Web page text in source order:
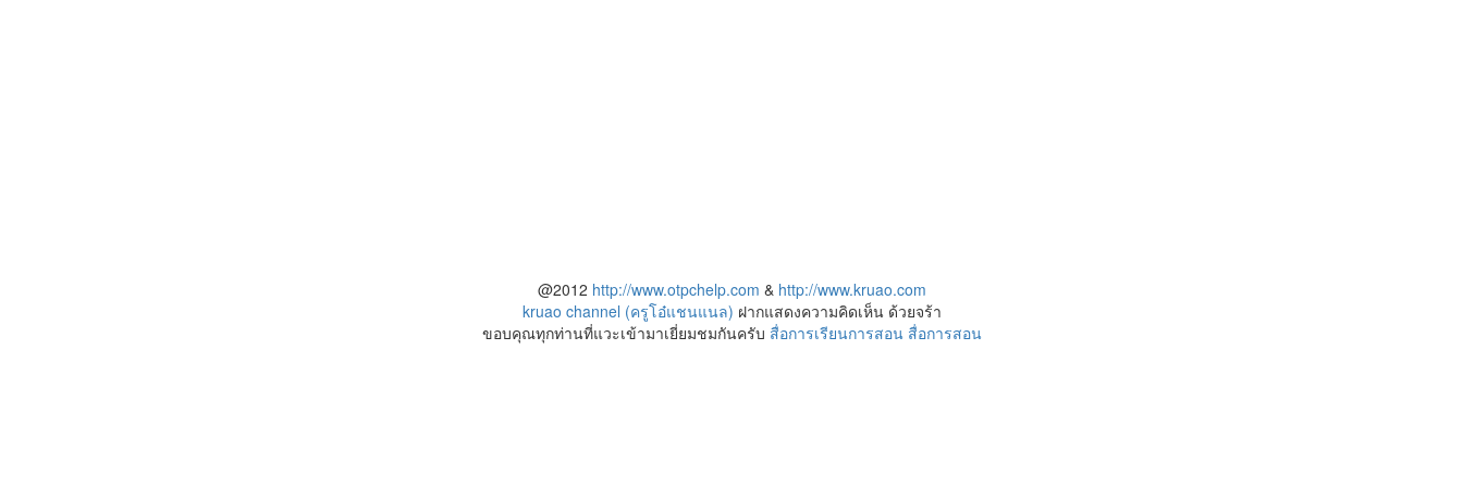
@2012 http://www.otpchelp.com & http://www.kruao.com
kruao channel (ครูโอ๋แชนแนล) ฝากแสดงความคิดเห็น ด้วยจร้า
ขอบคุณทุกท่านที่แวะเข้ามาเยี่ยมชมกันครับ สื่อการเรียนการสอน สื่อการสอน